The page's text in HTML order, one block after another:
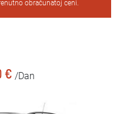
obračunatoj ceni.
€ /Dan